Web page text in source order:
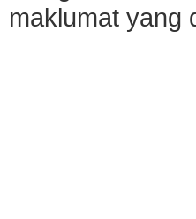
maklumat yang